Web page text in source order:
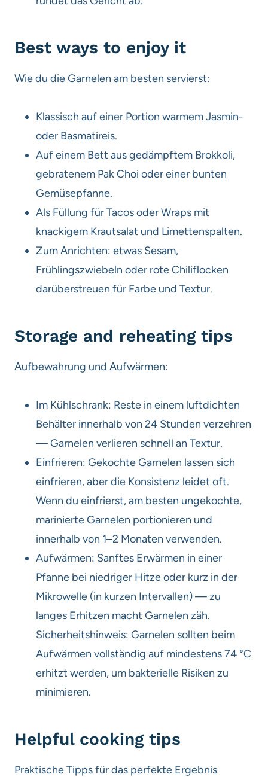
Best ways to enjoy it
Wie du die Garnelen am besten servierst:
Klassisch auf einer Portion warmem Jasmin-
oder Basmatireis.
Auf einem Bett aus gedämpftem Brokkoli,
gebratenem Pak Choi oder einer bunten
Gemüsepfanne.
Als Füllung für Tacos oder Wraps mit
knackigem Krautsalat und Limettenspalten.
Zum Anrichten: etwas Sesam,
Frühlingszwiebeln oder rote Chiliflocken
darüberstreuen für Farbe und Textur.
Storage and reheating tips
Aufbewahrung und Aufwärmen:
Im Kühlschrank: Reste in einem luftdichten
Behälter innerhalb von 24 Stunden verzehren
— Garnelen verlieren schnell an Textur.
Einfrieren: Gekochte Garnelen lassen sich
einfrieren, aber die Konsistenz leidet oft.
Wenn du einfrierst, am besten ungekochte,
marinierte Garnelen portionieren und
innerhalb von 1–2 Monaten verwenden.
Aufwärmen: Sanftes Erwärmen in einer
Pfanne bei niedriger Hitze oder kurz in der
Mikrowelle (in kurzen Intervallen) — zu
langes Erhitzen macht Garnelen zäh.
Sicherheitshinweis: Garnelen sollten beim
Aufwärmen vollständig auf mindestens 74 °C
erhitzt werden, um bakterielle Risiken zu
minimieren.
Helpful cooking tips
Praktische Tipps für das perfekte Ergebnis